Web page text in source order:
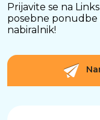
Prijavite se na
posebne ponudbe
nabiralnik!